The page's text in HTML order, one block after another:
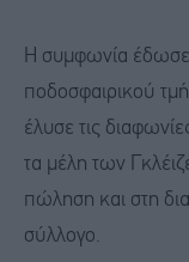
Η συμφωνία
ποδοσφαιρικού
έλυσε τις
τα μέλη των
πώληση και στη
σύλλογο.